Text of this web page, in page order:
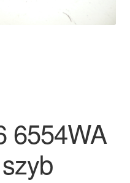
6554WA